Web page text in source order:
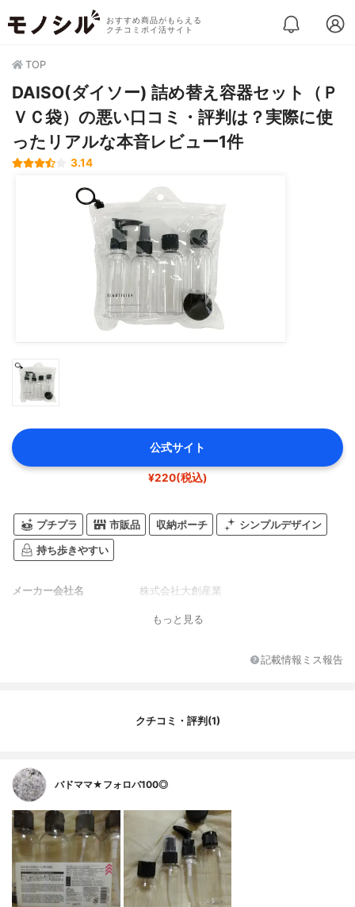
おすすめ商品がもらえる
クチコミポイ活サイト
TOP
DAISO(ダイソー) 詰め替え容器セット（Ｐ
ＶＣ袋）の悪い口コミ・評判は？実際に使
ったリアルな本音レビュー1件
3.14
公式サイト
¥220(税込)
プチプラ 市販品 収納ポーチ シンプルデザイン
持ち歩きやすい
メーカー会社名 株式会社大創産業
もっと見る
記載情報ミス報告
クチコミ・評判(1)
バドママ★フォロバ100◎